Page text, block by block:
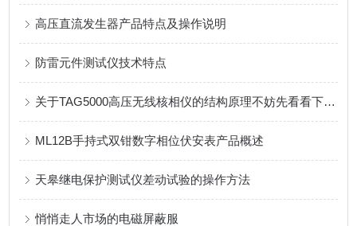
高压直流发生器产品特点及操作说明
防雷元件测试仪技术特点
关于TAG5000高压无线核相仪的结构原理不妨先看看下文！
ML12B手持式双钳数字相位伏安表产品概述
天皋继电保护测试仪差动试验的操作方法
悄悄走人市场的电磁屏蔽服